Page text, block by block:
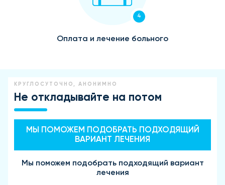
4
Оплата и лечение больного
КРУГЛОСУТОЧНО, АНОНИМНО
Не откладывайте на потом
МЫ ПОМОЖЕМ ПОДОБРАТЬ ПОДХОДЯЩИЙ
ВАРИАНТ ЛЕЧЕНИЯ
Мы поможем подобрать подходящий вариант
лечения